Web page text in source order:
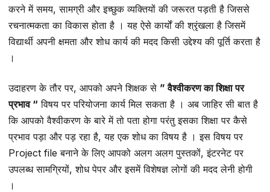
करने में समय, सामग्री और इच्छुक व्यक्तियों की जरूरत पड़ती है जिससे
रचनात्मकता का विकास होता है । यह ऐसे कार्यों की श्रृंखला है जिसमें
विद्यार्थी अपनी क्षमता और शोध कार्य की मदद किसी उद्देश्य की पूर्ति करता है
।
उदाहरण के तौर पर, आपको अपने शिक्षक से ” वैश्वीकरण का शिक्षा पर
प्रभाव “ विषय पर परियोजना कार्य मिल सकता है । अब जाहिर सी बात है
कि आपको वैश्वीकरण के बारे में तो पता होगा परंतु इसका शिक्षा पर कैसे
प्रभाव पड़ा और पड़ रहा है, यह एक शोध का विषय है । इस विषय पर
Project file बनाने के लिए आपको अलग अलग पुस्तकों, इंटरनेट पर
उपलब्ध सामग्रियों, शोध पेपर और इसमें विशेषज्ञ लोगों की मदद लेनी होगी
।